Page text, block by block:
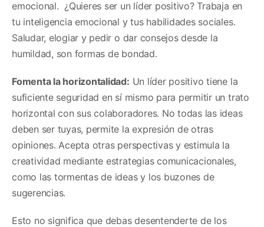
emocional. ¿Quieres ser un líder positivo? Trabaja en
tu inteligencia emocional y tus habilidades sociales.
Saludar, elogiar y pedir o dar consejos desde la
humildad, son formas de bondad.
Fomenta la horizontalidad: Un líder positivo tiene la
suficiente seguridad en sí mismo para permitir un trato
horizontal con sus colaboradores. No todas las ideas
deben ser tuyas, permite la expresión de otras
opiniones. Acepta otras perspectivas y estimula la
creatividad mediante estrategias comunicacionales,
como las tormentas de ideas y los buzones de
sugerencias.
Esto no significa que debas desentenderte de los